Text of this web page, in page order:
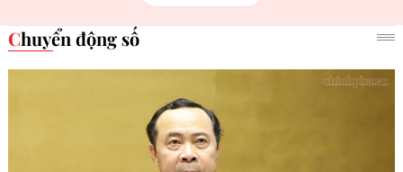
Chuyển động số